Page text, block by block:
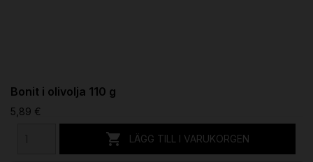
Bonit i olivolja 110 g
5,89 €
 LÄGG TILL I VARUKORGEN